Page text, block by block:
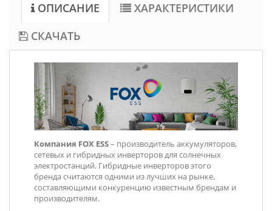
ОПИСАНИЕ
ХАРАКТЕРИСТИКИ
СКАЧАТЬ
Компания FOX ESS– производитель аккумуляторов,
сетевых и гибридных инверторов для солнечных
электростанций. Гибридные инверторов этого
бренда считаются одними из лучших на рынке,
составляющими конкуренцию известным брендам и
производителям.